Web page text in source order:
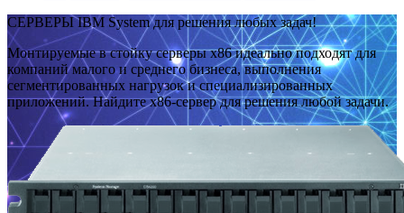
СЕРВЕРЫ IBM System для решения любых задач!
Монтируемые в стойку серверы x86 идеально подходят для
компаний малого и среднего бизнеса, выполнения
сегментированных нагрузок и специализированных
приложений. Найдите x86-сервер для решения любой задачи.